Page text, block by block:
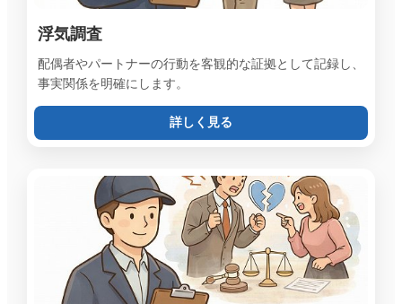
浮気調査
配偶者やパートナーの行動を客観的な証拠として記録し、
事実関係を明確にします。
詳しく見る